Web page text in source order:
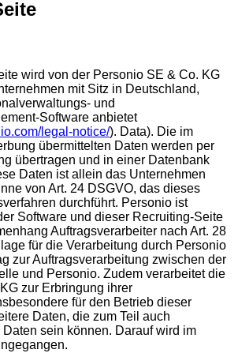
wird von der Personio SE & Co. KG
mit Sitz in Deutschland,
und
Software anbietet
legal-notice/). Data). Die im
übermittelten Daten werden per
übertragen und in einer Datenbank
Daten ist allein das Unternehmen
von Art. 24 DSGVO, das dieses
durchführt. Personio ist
Software und dieser Recruiting-Seite
Auftragsverarbeiter nach Art. 28
für die Verarbeitung durch Personio
zur Auftragsverarbeitung zwischen der
und Personio. Zudem verarbeitet die
zur Erbringung ihrer
für den Betrieb dieser
Daten, die zum Teil auch
sein können. Darauf wird im